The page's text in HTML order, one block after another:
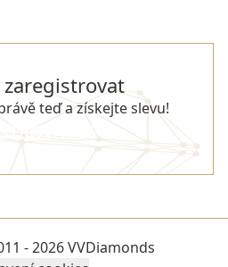
zaregistrovat
teď a získejte slevu!
SE
- 2026 VVDiamonds